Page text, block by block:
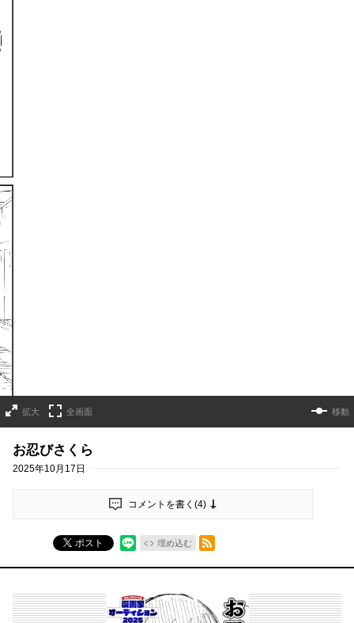
拡大 全画面 移動
お忍びさくら
2025年10月17日
コメントを書く(4)
ポスト 埋め込む
RSSフィード